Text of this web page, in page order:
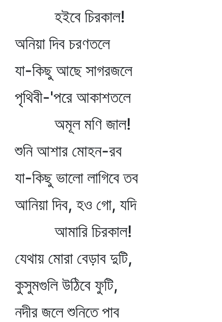
হইবে চিরকাল!
অনিয়া দিব চরণতলে
যা-কিছু আছে সাগরজলে
পৃথিবী-'পরে আকাশতলে
অমূল মণি জাল!
শুনি আশার মোহন-রব
যা-কিছু ভালো লাগিবে তব
আনিয়া দিব, হও গো, যদি
আমারি চিরকাল!
যেথায় মোরা বেড়াব দুটি,
কুসুমগুলি উঠিবে ফুটি,
নদীর জলে শুনিতে পাব